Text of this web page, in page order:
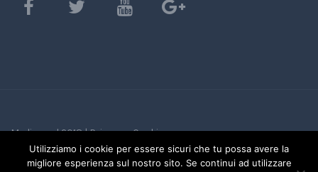
Mediasard 2018 |Privacy e Cookie
Utilizziamo i cookie per essere sicuri che tu possa avere la
migliore esperienza sul nostro sito. Se continui ad utilizzare